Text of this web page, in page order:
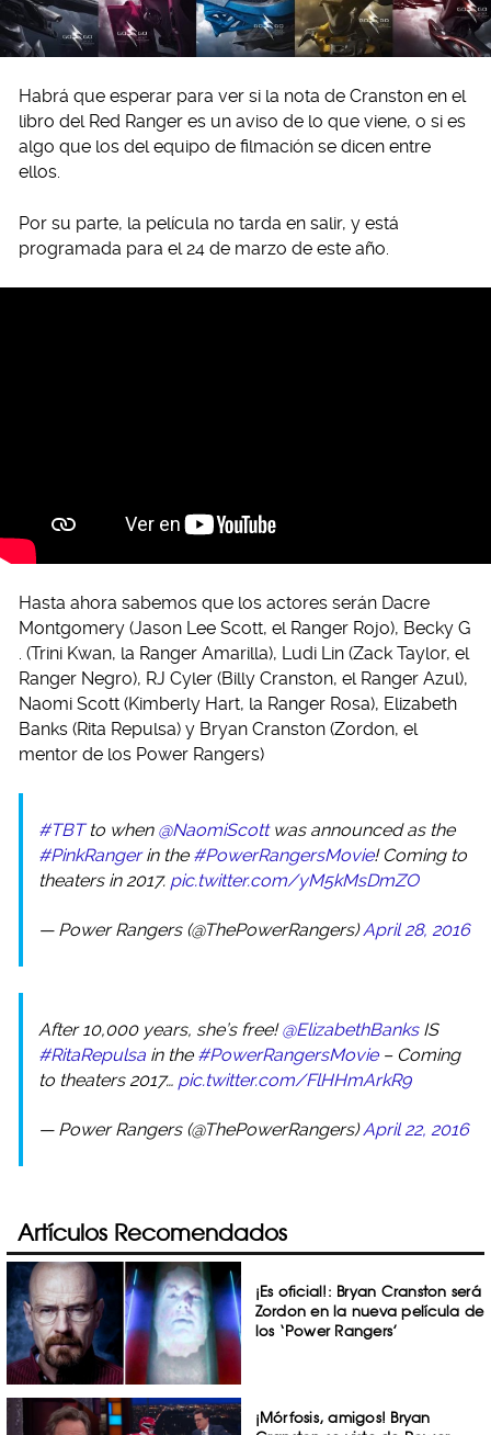
Habrá que esperar para ver si la nota de Cranston en el
libro del Red Ranger es un aviso de lo que viene, o si es
algo que los del equipo de filmación se dicen entre
ellos.
Por su parte, la película no tarda en salir, y está
programada para el 24 de marzo de este año.
Hasta ahora sabemos que los actores serán Dacre
Montgomery (Jason Lee Scott, el Ranger Rojo), Becky G
. (Trini Kwan, la Ranger Amarilla), Ludi Lin (Zack Taylor, el
Ranger Negro), RJ Cyler (Billy Cranston, el Ranger Azul),
Naomi Scott (Kimberly Hart, la Ranger Rosa), Elizabeth
Banks (Rita Repulsa) y Bryan Cranston (Zordon, el
mentor de los Power Rangers)
#TBTto when @NaomiScottwas announced as the
#PinkRangerin the #PowerRangersMovie! Coming to
theaters in 2017. pic.twitter.com/yM5kMsDmZO
— Power Rangers (@ThePowerRangers)April 28, 2016
After 10,000 years, she’s free!@ElizabethBanksIS
#RitaRepulsa in the #PowerRangersMovie– Coming
to theaters 2017… pic.twitter.com/FlHHmArkR9
— Power Rangers (@ThePowerRangers)April 22, 2016
Artículos Recomendados
¡Es oficial!: Bryan Cranston será
Zordon en la nueva película de
los ‘Power Rangers’
¡Mórfosis, amigos! Bryan